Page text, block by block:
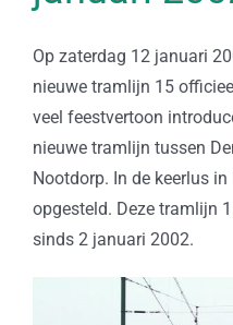
Op zaterdag 12 januari
nieuwe tramlijn 15
veel feestvertoon
nieuwe tramlijn tussen
Nootdorp. In de keerlus
opgesteld. Deze tramlijn
sinds 2 januari 2002.